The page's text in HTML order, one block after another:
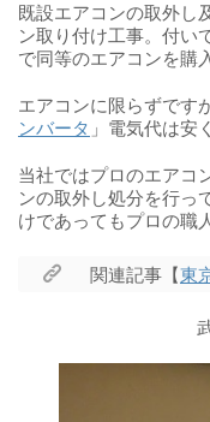
既設エアコンの取外し
ン取り付け工事。付い
で同等のエアコンを購入
エアコンに限らずです
ンバータ 」電気代は安
当社ではプロのエアコ
ンの取外し処分を行っ
けであってもプロの職
関連記事【東